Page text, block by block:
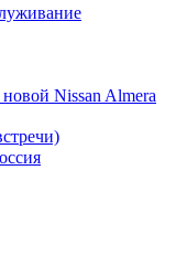
Nissan Almera